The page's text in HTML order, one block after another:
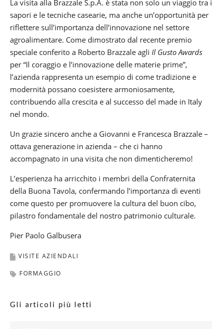
La visita alla Brazzale S.p.A. è stata non solo un viaggio tra i
sapori e le tecniche casearie, ma anche un’opportunità per
riflettere sull’importanza dell’innovazione nel settore
agroalimentare. Come dimostrato dal recente premio
speciale conferito a Roberto Brazzale agli Il Gusto Awards
per “Il coraggio e l’innovazione delle materie prime”,
l’azienda rappresenta un esempio di come tradizione e
modernità possano coesistere armoniosamente,
contribuendo alla crescita e al successo del made in Italy
nel mondo.
Un grazie sincero anche a Giovanni e Francesca Brazzale –
ottava generazione in azienda – che ci hanno
accompagnato in una visita che non dimenticheremo!
L’esperienza ha arricchito i membri della Confraternita
della Buona Tavola, confermando l’importanza di eventi
come questo per promuovere la cultura del buon cibo,
pilastro fondamentale del nostro patrimonio culturale.
Pier Paolo Galbusera
VISITE AZIENDALI
FORMAGGIO
Gli articoli più letti